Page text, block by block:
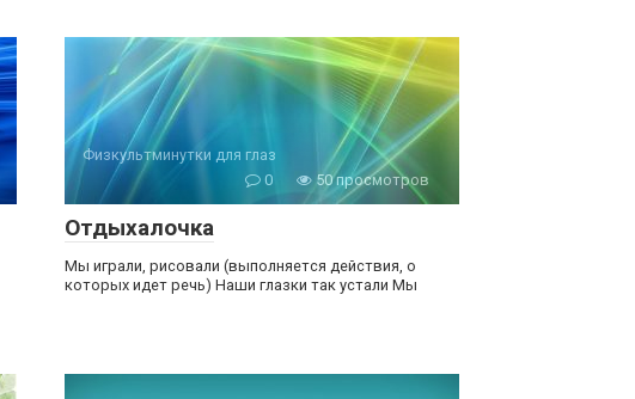
Физкультминутки для глаз
0
50 просмотров
Отдыхалочка
Мы играли, рисовали (выполняется действия, о
которых идет речь) Наши глазки так устали Мы